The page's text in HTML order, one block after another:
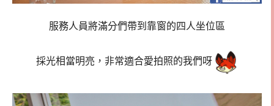
服務人員將滿分們帶到靠窗的四人坐位區
採光相當明亮，非常適合愛拍照的我們呀